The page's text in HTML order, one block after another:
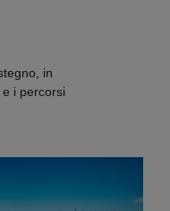
in
i percorsi